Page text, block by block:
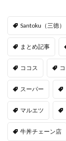
Santoku（三徳）
まとめ記事
ココス
スーパー
マルエツ
牛丼チェーン店